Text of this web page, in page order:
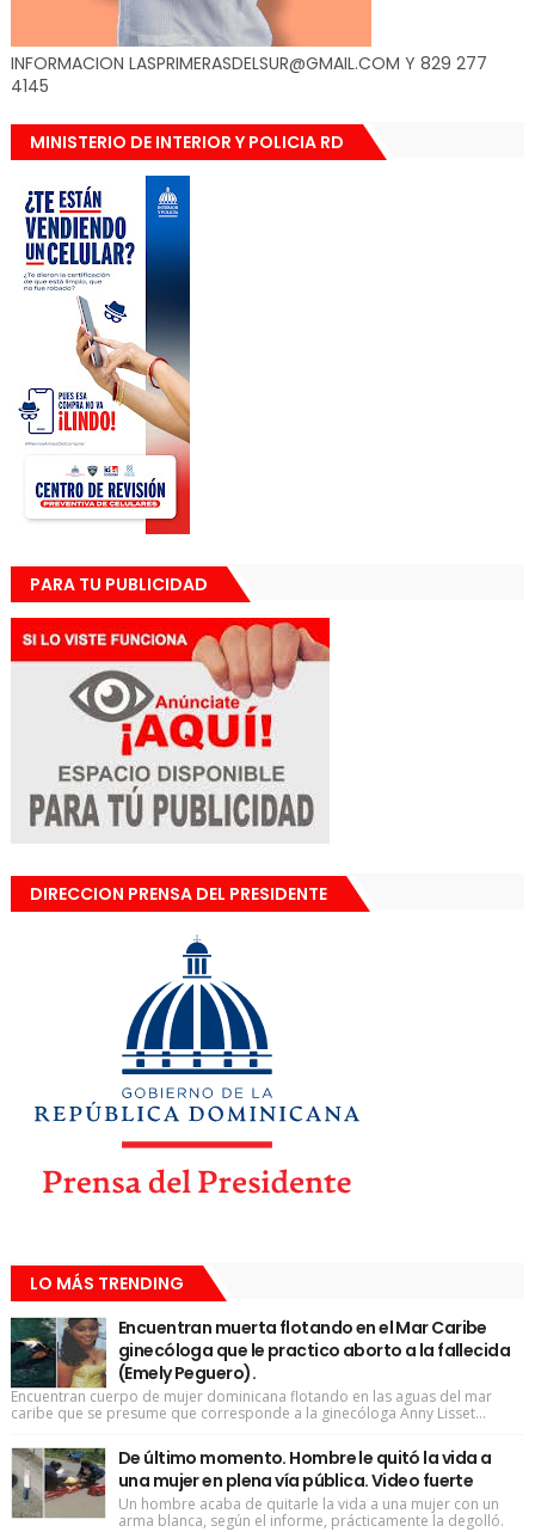
INFORMACION LASPRIMERASDELSUR@GMAIL.COM Y 829 277
4145
MINISTERIO DE INTERIOR Y POLICIA RD
PARA TU PUBLICIDAD
DIRECCION PRENSA DEL PRESIDENTE
LO MÁS TRENDING
Encuentran muerta flotando en el Mar Caribe
ginecóloga que le practico aborto a la fallecida
(Emely Peguero).
Encuentran cuerpo de mujer dominicana flotando en las aguas del mar
caribe que se presume que corresponde a la ginecóloga Anny Lisset...
De último momento. Hombre le quitó la vida a
una mujer en plena vía pública. Video fuerte
Un hombre acaba de quitarle la vida a una mujer con un
arma blanca, según el informe, prácticamente la degolló.